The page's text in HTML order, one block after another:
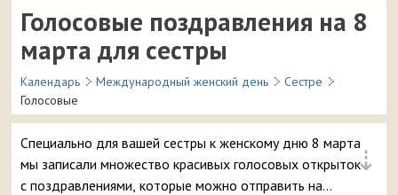
Голосовые поздравления на 8
марта для сестры
Календарь Международный женский день
Сестре
Голосовые
⇣
Специально для вашей сестры к женскому дню 8 марта
мы записали множество красивых голосовых открыток
с поздравлениями, которые можно отправить на